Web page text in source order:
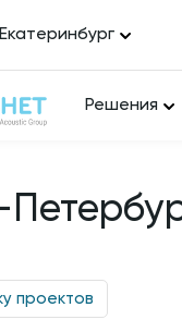
Екатеринбург
Решения
проектов